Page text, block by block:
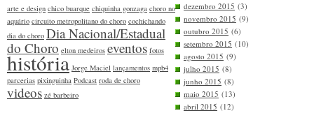
arte e design chico buarque chiquinha gonzaga choro no
aquário circuito metropolitano do choro cochichando
dia do choro Dia Nacional/Estadual
do Choro elton medeiros eventos fotos
história Jorge Maciel lançamentos mpb4
parcerias pixinguinha Podcast roda de choro
videos zé barbeiro
dezembro 2015 (3)
novembro 2015 (9)
outubro 2015 (6)
setembro 2015 (10)
agosto 2015 (9)
julho 2015 (8)
junho 2015 (8)
maio 2015 (13)
abril 2015 (12)